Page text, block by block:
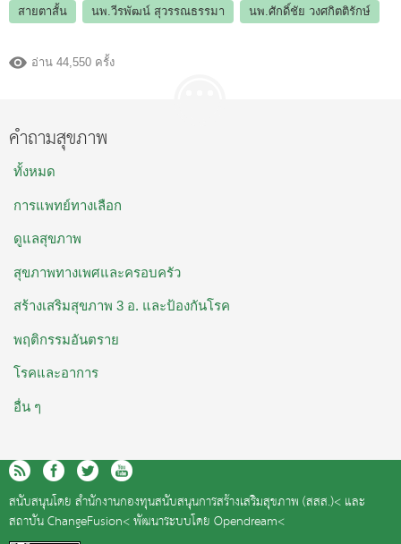
สายตาสั้น
นพ.วีรพัฒน์ สุวรรณธรรมา นพ.ศักดิ์ชัย วงศกิตติรักษ์
อ่าน 44,550 ครั้ง
คำถามสุขภาพ
ทั้งหมด
การแพทย์ทางเลือก
ดูแลสุขภาพ
สุขภาพทางเพศและครอบครัว
สร้างเสริมสุขภาพ 3 อ. และป้องกันโรค
พฤติกรรมอันตราย
โรคและอาการ
อื่น ๆ
สนับสนุนโดย สำนักงานกองทุนสนับสนุนการสร้างเสริมสุขภาพ (สสส.)< และ
สถาบัน ChangeFusion<พัฒนาระบบโดย Opendream<